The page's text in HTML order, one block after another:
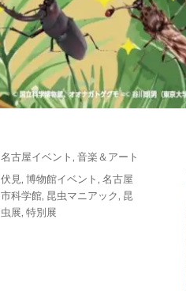
投
日:
カ
テ
ゴ
リ
名古屋イベント , 音楽＆アート
タ
グ
伏見 , 博物館イベント , 名古屋
市科学館, 昆虫マニアック, 昆
虫展, 特別展